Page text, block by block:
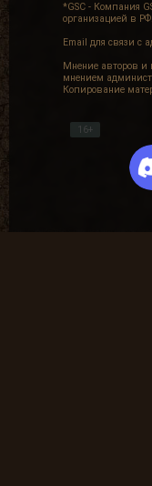
*GSC - Компания
организацией в РФ.
Email для связи с
Мнение авторов и
мнением
Копирование
16+